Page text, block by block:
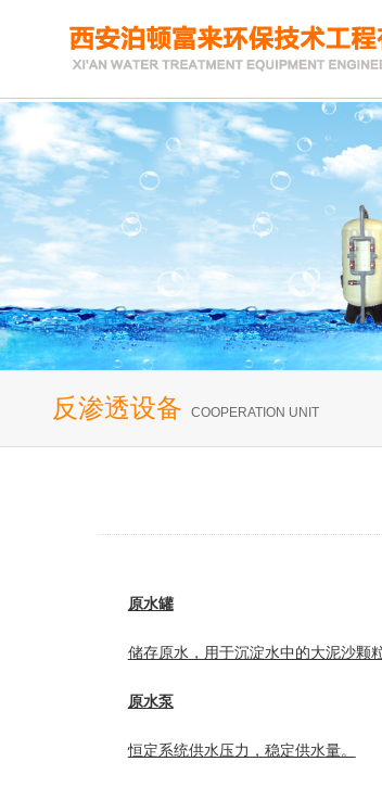
反渗透设备 COOPERATION UNIT
原水罐
储存原水，用于沉淀水中的大泥沙颗
原水泵
恒定系统供水压力，稳定供水量。